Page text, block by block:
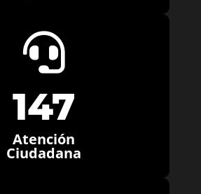

147
Atención
Ciudadana